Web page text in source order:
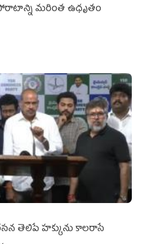
మరింత ఉధృతం
తెలిపే హక్కును కాలరాసే